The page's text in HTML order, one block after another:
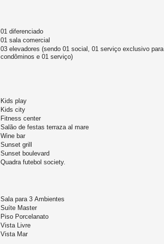
01 diferenciado
01 sala comercial
03 elevadores (sendo 01 social, 01 serviço exclusivo para
condôminos e 01 serviço)
Kids play
Kids city
Fitness center
Salão de festas terraza al mare
Wine bar
Sunset grill
Sunset boulevard
Quadra futebol society.
Sala para 3 Ambientes
Suíte Master
Piso Porcelanato
Vista Livre
Vista Mar